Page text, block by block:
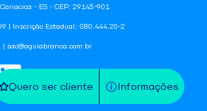
Quero ser cliente Informações
- ES - CEP: 29145-901
| Inscrição Estadual: 080.444.20-2
sac@aguiabranca.com.br